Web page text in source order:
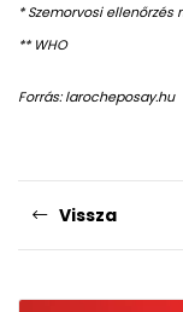
* Szemorvosi ellenőrzés
** WHO
Forrás: larocheposay.hu
Vissza